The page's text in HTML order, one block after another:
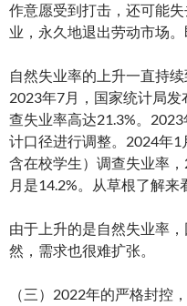
作意愿受到打击，还可能
业，永久地退出劳动市场。
自然失业率的上升一直持
2023年7月，国家统计局
查失业率高达21.3%。
计口径进行调整。2024年
含在校学生）调查失业率
月是14.2%。从草根了解来
由于上升的是自然失业率
然，需求也很难扩张。
（三）2022年的严格封控